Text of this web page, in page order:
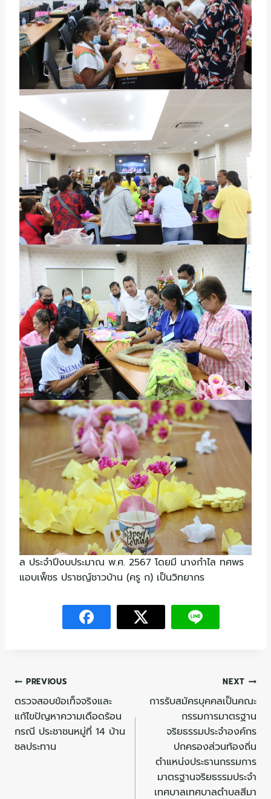
ล ประจำปีงบประมาณ พ.ศ. 2567 โดยมี นางกำไล ทศพร
แอบเพ็ชร ปราชญ์ชาวบ้าน (ครู ก) เป็นวิทยากร
PREVIOUS
ตรวจสอบข้อเท็จจริงและ
แก้ไขปัญหาความเดือดร้อน
กรณี ประชาชนหมู่ที่ 14 บ้าน
ชลประทาน
NEXT
การรับสมัครบุคคลเป็นคณะ
กรรมการมาตรฐาน
จริยธรรมประจำองค์กร
ปกครองส่วนท้องถิ่น
ตำแหน่งประธานกรรมการ
มาตรฐานจริยธรรมประจำ
เทศบาลเทศบาลตำบลสีมา